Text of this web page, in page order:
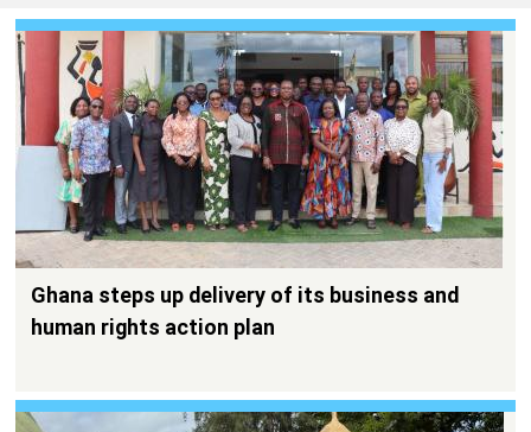
Ghana steps up delivery of its business and
human rights action plan